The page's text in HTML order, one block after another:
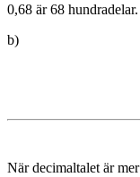
0,68 är 68
b)
När decimaltalet är